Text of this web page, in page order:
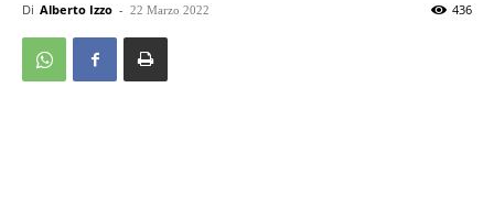
Di Alberto Izzo - 22 Marzo 2022 436